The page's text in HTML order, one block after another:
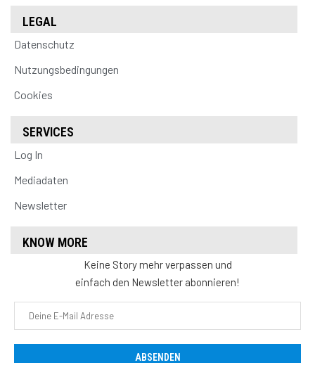
LEGAL
Datenschutz
Nutzungsbedingungen
Cookies
SERVICES
Log In
Mediadaten
Newsletter
KNOW MORE
Keine Story mehr verpassen und
einfach den Newsletter abonnieren!